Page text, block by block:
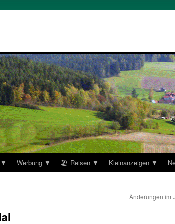
Werbung ▼ 🏖 Reisen ▼ Kleinanzeigen ▼
Änderungen im